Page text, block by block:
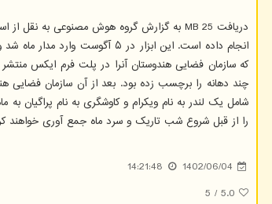
را از قبل شروع شب تاریک و سرد ماه جمع آوری خواهند
1402/06/04
14:21:48
5.0
/
5